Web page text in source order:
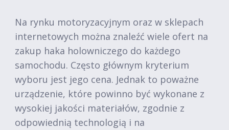
Na rynku motoryzacyjnym oraz w sklepach
internetowych można znaleźć wiele ofert na
zakup haka holowniczego do każdego
samochodu. Często głównym kryterium
wyboru jest jego cena. Jednak to poważne
urządzenie, które powinno być wykonane z
wysokiej jakości materiałów, zgodnie z
odpowiednią technologią i na